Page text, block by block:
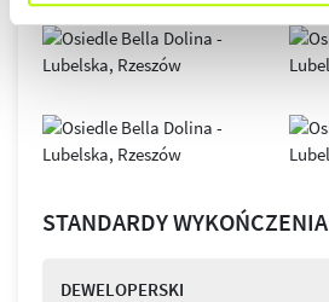
STANDARDY WYKOŃCZENIA
DEWELOPERSKI